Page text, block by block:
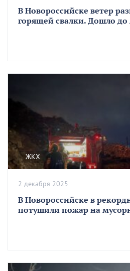
В Новороссийске ветер
горящей свалки. Дошло
ЖКХ
В Новороссийске в
потушили пожар на
2 декабря 2025